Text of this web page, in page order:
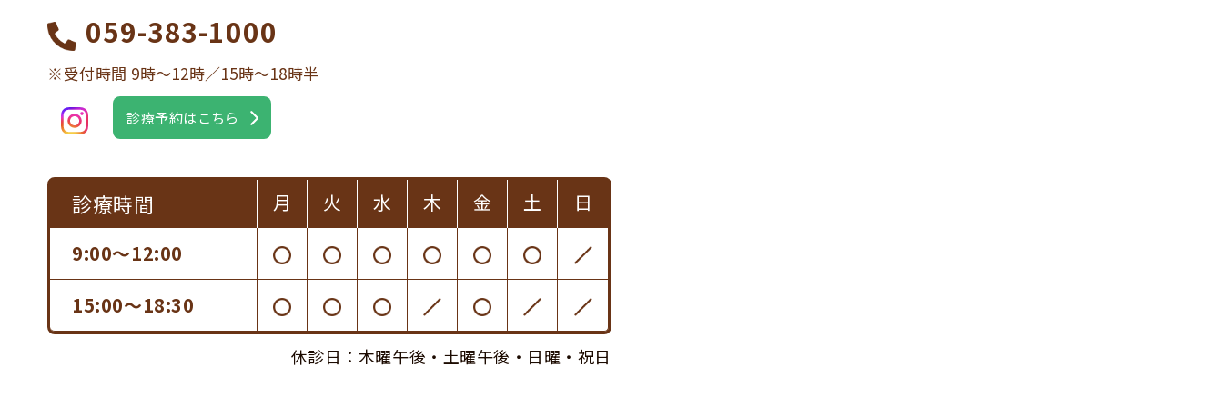
059-383-1000
※受付時間 9時〜12時／15時〜18時半
診療予約はこちら
診療時間 月 火 水 木 金 土
日
9:00〜12:00
15:00〜18:30
休診日：木曜午後・土曜午後・日曜・祝日